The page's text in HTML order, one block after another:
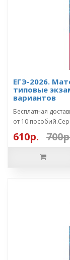
ЕГЭ-2026.
типовые
вариантов
Бесплатная
от 10
610р.